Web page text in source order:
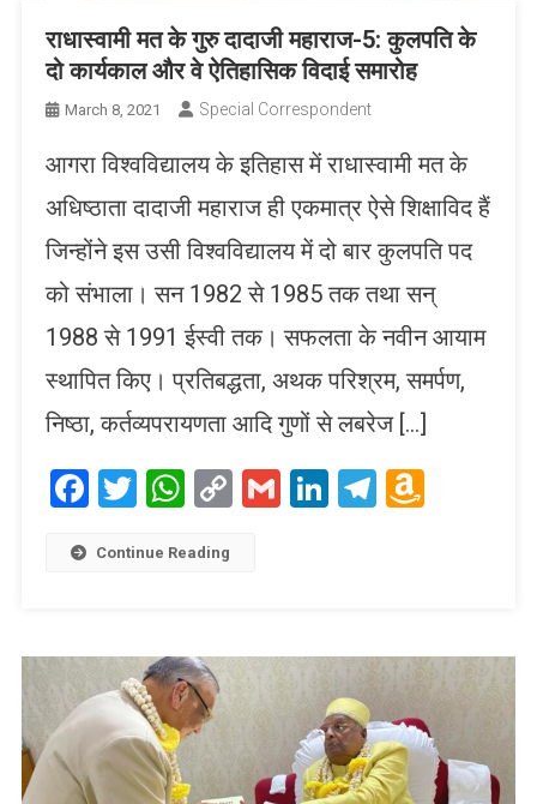
राधास्वामी मत के गुरु दादाजी महाराज-5: कुलपति के
दो कार्यकाल और वे ऐतिहासिक विदाई समारोह
March 8, 2021 Special Correspondent
आगरा विश्वविद्यालय के इतिहास में राधास्वामी मत के
अधिष्ठाता दादाजी महाराज ही एकमात्र ऐसे शिक्षाविद हैं
जिन्होंने इस उसी विश्वविद्यालय में दो बार कुलपति पद
को संभाला। सन 1982 से 1985 तक तथा सन्
1988 से 1991 ईस्वी तक। सफलता के नवीन आयाम
स्थापित किए। प्रतिबद्धता, अथक परिश्रम, समर्पण,
निष्ठा, कर्तव्यपरायणता आदि गुणों से लबरेज […]
Facebook
Twitter
WhatsApp
CopyGmailLinkedIn
Telegram
Continue Reading